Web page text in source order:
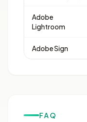
Adobe
Lightroom
Adobe Sign
FAQ